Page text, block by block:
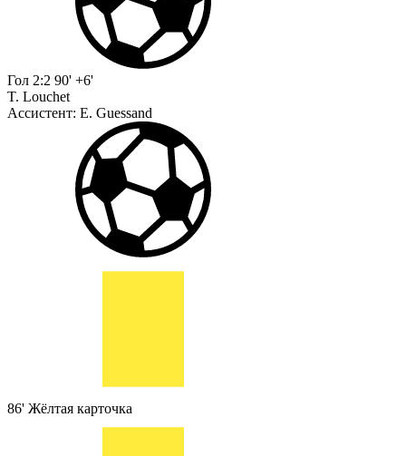
Гол 2:2 90' +6'
T. Louchet
Ассистент: E. Guessand
86' Жёлтая карточка